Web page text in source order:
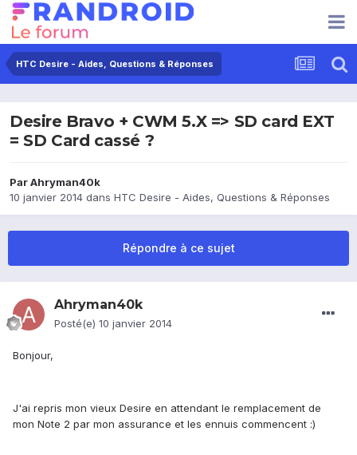
HTC Desire - Aides, Questions & Réponses
Desire Bravo + CWM 5.X => SD card EXT
= SD Card cassé ?
ParAhryman40k
10 janvier 2014 dans HTC Desire - Aides, Questions & Réponses
Répondre à ce sujet
Ahryman40k
Posté(e) 10 janvier 2014
Bonjour,
J'ai repris mon vieux Desire en attendant le remplacement de
mon Note 2 par mon assurance et les ennuis commencent :)